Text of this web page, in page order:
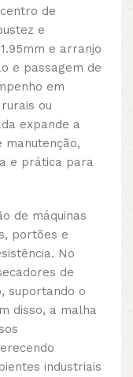
de
e
e arranjo
e passagem de
em
ou
expande a
manutenção,
e prática para
de máquinas
portões e
No
de
suportando o
disso, a malha
industriais